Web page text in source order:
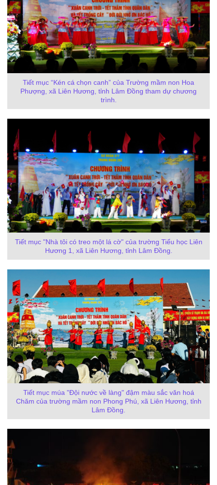
Tiết mục “Kén cá chọn canh” của Trường mầm non Hoa
Phượng, xã Liên Hương, tỉnh Lâm Đồng tham dự chương
trình.
Tiết mục "Nhà tôi có treo một lá cờ" của trường Tiểu học Liên
Hương 1, xã Liên Hương, tỉnh Lâm Đồng.
Tiết mục múa "Đội nước về làng" đậm màu sắc văn hoá
Chăm của trường mầm non Phong Phú, xã Liên Hương, tỉnh
Lâm Đồng.